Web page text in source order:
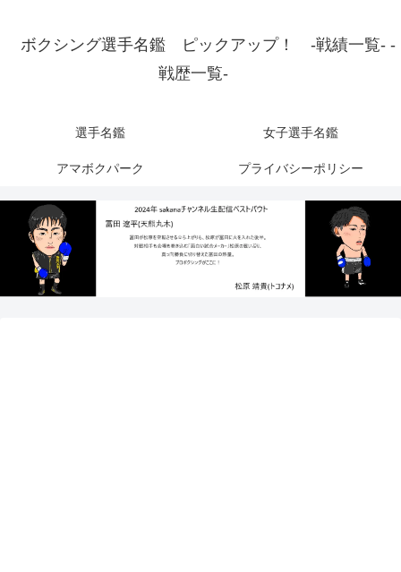
ボクシング選手名鑑 ピックアップ！ -戦績一覧- -
戦歴一覧-
選手名鑑 女子選手名鑑
アマボクパーク プライバシーポリシー